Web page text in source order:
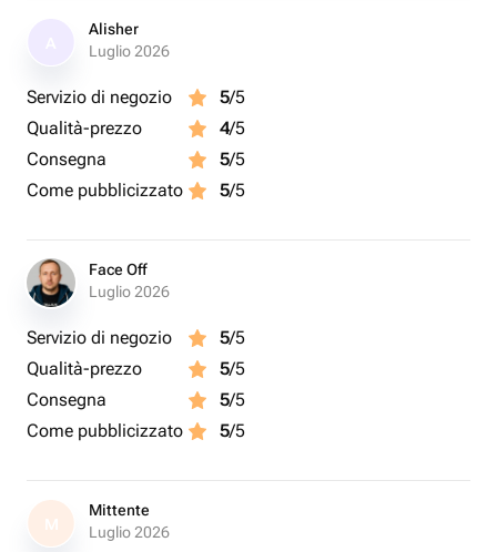
Alisher
Luglio 2026
Servizio di negozio 5/5
Qualità-prezzo
4/5
Consegna
5/5
Come pubblicizzato
5/5
Face Off
Luglio 2026
Servizio di negozio 5/5
Qualità-prezzo
5/5
Consegna
5/5
Come pubblicizzato
5/5
M
Mittente
Luglio 2026